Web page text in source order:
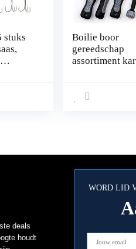
stuks
aas
Boilie boor
gereedschap
assortiment
deals
houdt
WORD LID